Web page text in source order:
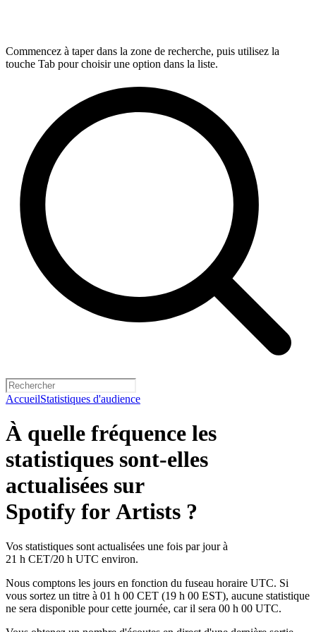
Commencez à taper dans la zone de recherche, puis utilisez la
touche Tab pour choisir une option dans la liste.
AccueilStatistiques d'audience
À quelle fréquence les
statistiques sont-elles
actualisées sur
Spotify for Artists ?
Vos statistiques sont actualisées une fois par jour à
21 h CET/20 h UTC environ.
Nous comptons les jours en fonction du fuseau horaire UTC. Si
vous sortez un titre à 01 h 00 CET (19 h 00 EST), aucune statistique
ne sera disponible pour cette journée, car il sera 00 h 00 UTC.